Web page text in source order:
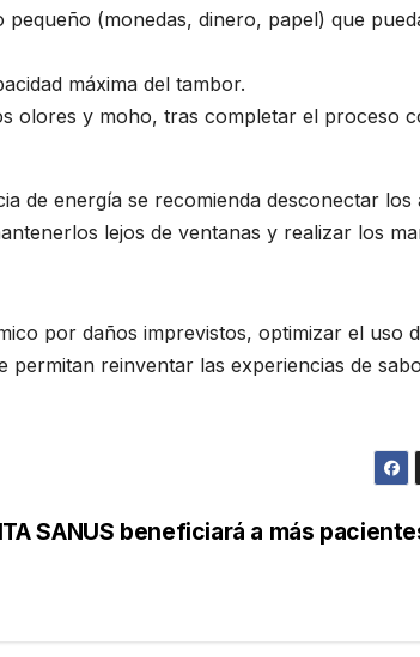
(monedas, dinero, papel) que
máxima del tambor.
olores y moho, tras completar el proceso
de energía se recomienda desconectar
lejos de ventanas y realizar los
por daños imprevistos, optimizar el uso
reinventar las experiencias de
SANUS beneficiará a más